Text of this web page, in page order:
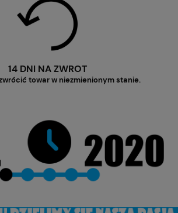
14 DNI NA ZWROT
towar w niezmienionym stanie.